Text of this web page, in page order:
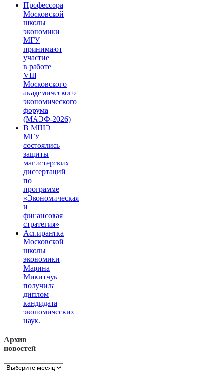
Профессора
Московской
школы
экономики
МГУ
принимают
участие
в работе
VIII
Московского
академического
экономического
форума
(МАЭФ-2026)
В МШЭ
МГУ
состоялись
защиты
магистерских
диссертаций
по
программе
«Экономическая
и
финансовая
стратегия»
Аспирантка
Московской
школы
экономики
Марина
Микитчук
получила
диплом
кандидата
экономических
наук.
Архив
новостей
Архив